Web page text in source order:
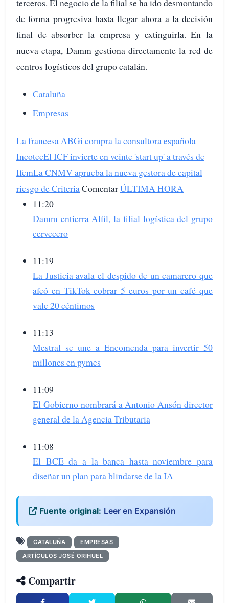
terceros. El negocio de la filial se ha ido desmontando
de forma progresiva hasta llegar ahora a la decisión
final de absorber la empresa y extinguirla. En la
nueva etapa, Damm gestiona directamente la red de
centros logísticos del grupo catalán.
Cataluña
Empresas
La francesa ABGi compra la consultora española
IncotecEl ICF invierte en veinte 'start up' a través de
IfemLa CNMV aprueba la nueva gestora de capital
riesgo de CriteriaComentarÚLTIMA HORA
11:20
Damm entierra Alfil, la filial logística del grupo
cervecero
11:19
La Justicia avala el despido de un camarero que
afeó en TikTok cobrar 5 euros por un café que
vale 20 céntimos
11:13
Mestral se une a Encomenda para invertir 50
millones en pymes
11:09
El Gobierno nombrará a Antonio Ansón director
general de la Agencia Tributaria
11:08
El BCE da a la banca hasta noviembre para
diseñar un plan para blindarse de la IA
Fuente original: Leer en Expansión
CATALUÑA
EMPRESAS
ARTÍCULOS JOSÉ ORIHUEL
Compartir